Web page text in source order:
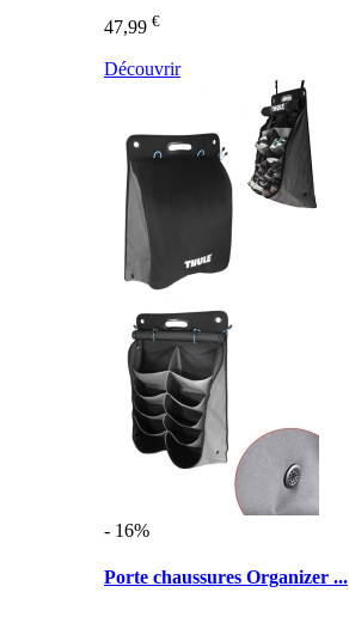
47,99 €
Découvrir
- 16%
Porte chaussures Organizer ...